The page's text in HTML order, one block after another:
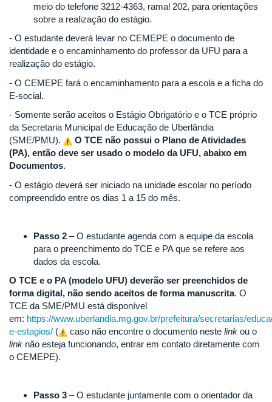
meio do telefone 3212-4363, ramal 202, para orientações
sobre a realização do estágio.
- O estudante deverá levar no CEMEPE o documento de
identidade e o encaminhamento do professor da UFU para a
realização do estágio.
- O CEMEPE fará o encaminhamento para a escola e a ficha do
E-social.
- Somente serão aceitos o Estágio Obrigatório e o TCE próprio
da Secretaria Municipal de Educação de Uberlândia
(SME/PMU).
O TCE não possui o Plano de Atividades
(PA), então deve ser usado o modelo da UFU, abaixo em
Documentos.
- O estágio deverá ser iniciado na unidade escolar no período
compreendido entre os dias 1 a 15 do mês.
Passo 2 – O estudante agenda com a equipe da escola
para o preenchimento do TCE e PA que se refere aos
dados da escola.
O TCE e o PA (modelo UFU) deverão ser preenchidos de
forma digital, não sendo aceitos de forma manuscrita. O
TCE da SME/PMU está disponível
em: https://www.uberlandia.mg.gov.br/prefeitura/secretarias/
e-estagios/ ( caso não encontre o documento neste link ou o
link não esteja funcionando, entrar em contato diretamente com
o CEMEPE).
Passo 3 – O estudante juntamente com o orientador da